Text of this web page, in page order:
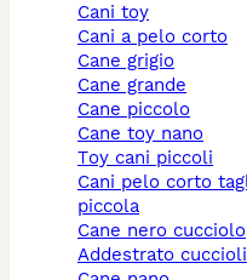
cani toy
cani a pelo corto
cane grigio
cane grande
cane piccolo
cane toy nano
toy cani piccoli
cani pelo corto taglia
piccola
cane nero cucciolo
addestrato cuccioli